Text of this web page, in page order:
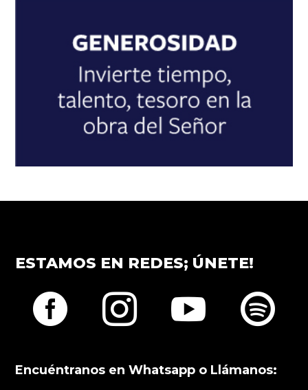
ESTAMOS EN REDES; ÚNETE!
   
Encuéntranos en Whatsapp o Llámanos: